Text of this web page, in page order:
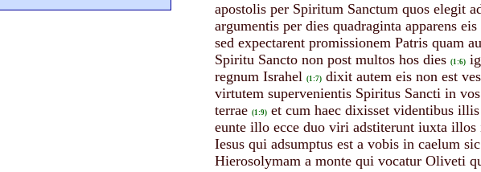
apostolis per Spiritum Sanctum quos elegit
argumentis per dies quadraginta apparens
sed expectarent promissionem Patris quam
Spiritu Sancto non post multos hos dies (1:6)
regnum Israhel (1:7) dixit autem eis non est
virtutem supervenientis Spiritus Sancti in
terrae (1:9) et cum haec dixisset videntibus
eunte illo ecce duo viri adstiterunt iuxta illos
Iesus qui adsumptus est a vobis in caelum
Hierosolymam a monte qui vocatur Oliveti